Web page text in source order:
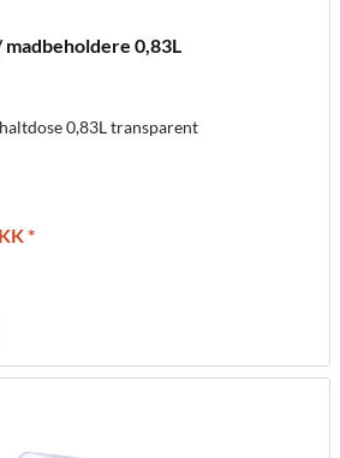
0,83L
0,83L transparent
*